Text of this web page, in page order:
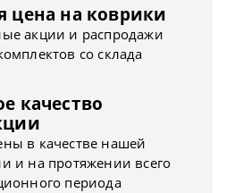
цена на коврики
акции и распродажи
со склада
качество
в качестве нашей
и на протяжении всего
периода